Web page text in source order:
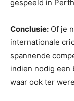
gespeeld in
Conclusie: Of je
internationale
spannende
indien nodig een
waar ook ter